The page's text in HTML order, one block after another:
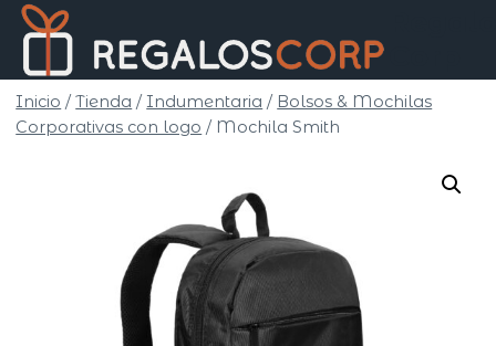
Saltar
contenido
Inicio / Tienda / Indumentaria / Bolsos & Mochilas
Corporativas con logo / Mochila Smith